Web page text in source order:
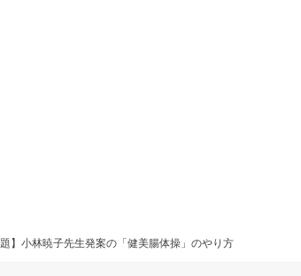
題】小林暁子先生発案の「健美腸体操」のやり方